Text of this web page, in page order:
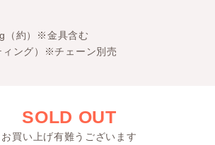
（約）※金具含む
ング）※チェーン別売
SOLD OUT
お買い上げ有難うございます